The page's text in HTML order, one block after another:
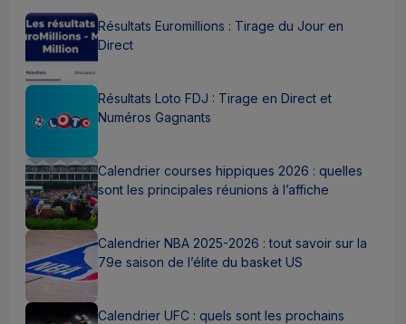
Résultats Euromillions : Tirage du Jour en
Direct
Résultats Loto FDJ : Tirage en Direct et
Numéros Gagnants
Calendrier courses hippiques 2026 : quelles
sont les principales réunions à l’affiche
Calendrier NBA 2025-2026 : tout savoir sur la
79e saison de l’élite du basket US
Calendrier UFC : quels sont les prochains